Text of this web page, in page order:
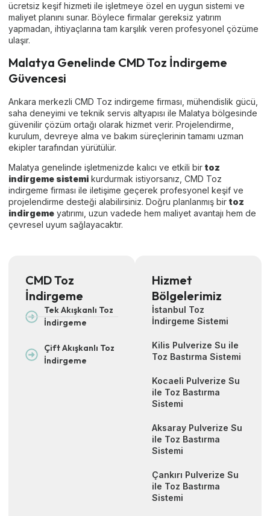
ücretsiz keşif hizmeti ile işletmeye özel en uygun sistemi ve
maliyet planını sunar. Böylece firmalar gereksiz yatırım
yapmadan, ihtiyaçlarına tam karşılık veren profesyonel çözüme
ulaşır.
Malatya Genelinde CMD Toz İndirgeme
Güvencesi
Ankara merkezli CMD Toz indirgeme firması, mühendislik gücü,
saha deneyimi ve teknik servis altyapısı ile Malatya bölgesinde
güvenilir çözüm ortağı olarak hizmet verir. Projelendirme,
kurulum, devreye alma ve bakım süreçlerinin tamamı uzman
ekipler tarafından yürütülür.
Malatya genelinde işletmenizde kalıcı ve etkili bir toz
indirgeme sistemi kurdurmak istiyorsanız, CMD Toz
indirgeme firması ile iletişime geçerek profesyonel keşif ve
projelendirme desteği alabilirsiniz. Doğru planlanmış bir toz
indirgeme yatırımı, uzun vadede hem maliyet avantajı hem de
çevresel uyum sağlayacaktır.
CMD Toz
İndirgeme
Tek Akışkanlı Toz
İndirgeme
Çift Akışkanlı Toz
İndirgeme
Hizmet
Bölgelerimiz
İstanbul Toz
İndirgeme Sistemi
Kilis Pulverize Su ile
Toz Bastırma Sistemi
Kocaeli Pulverize Su
ile Toz Bastırma
Sistemi
Aksaray Pulverize Su
ile Toz Bastırma
Sistemi
Çankırı Pulverize Su
ile Toz Bastırma
Sistemi